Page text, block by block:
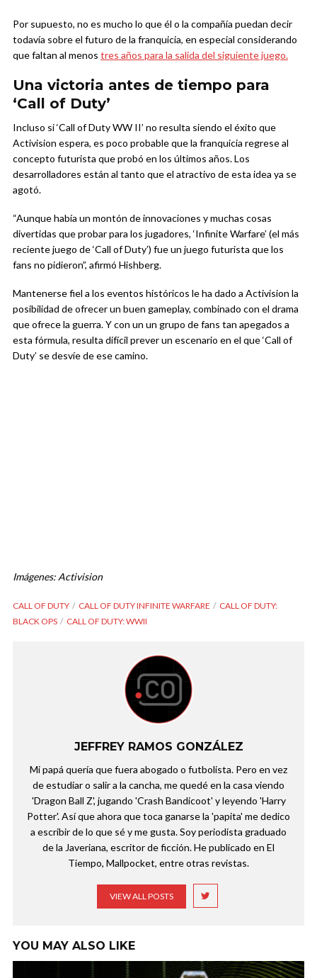
Por supuesto, no es mucho lo que él o la compañía puedan decir
todavía sobre el futuro de la franquicia, en especial considerando
que faltan al menos tres años para la salida del siguiente juego.
Una victoria antes de tiempo para
‘Call of Duty’
Incluso si ‘Call of Duty WW II’ no resulta siendo el éxito que
Activision espera, es poco probable que la franquicia regrese al
concepto futurista que probó en los últimos años. Los
desarrolladores están al tanto que el atractivo de esta idea ya se
agotó.
“Aunque había un montón de innovaciones y muchas cosas
divertidas que probar para los jugadores, ‘Infinite Warfare’ (el más
reciente juego de ‘Call of Duty’) fue un juego futurista que los
fans no pidieron”, afirmó Hishberg.
Mantenerse fiel a los eventos históricos le ha dado a Activision la
posibilidad de ofrecer un buen gameplay, combinado con el drama
que ofrece la guerra. Y con un un grupo de fans tan apegados a
esta fórmula, resulta difícil prever un escenario en el que ‘Call of
Duty’ se desvíe de ese camino.
Imágenes: Activision
CALL OF DUTY CALL OF DUTY INFINITE WARFARE
CALL OF DUTY:
BLACK OPS
CALL OF DUTY: WWII
JEFFREY RAMOS GONZÁLEZ
Mi papá quería que fuera abogado o futbolista. Pero en vez
de estudiar o salir a la cancha, me quedé en la casa viendo
'Dragon Ball Z', jugando 'Crash Bandicoot' y leyendo 'Harry
Potter'. Así que ahora que toca ganarse la 'papita' me dedico
a escribir de lo que sé y me gusta. Soy periodista graduado
de la Javeriana, escritor de ficción. He publicado en El
Tiempo, Mallpocket, entre otras revistas.
VIEW ALL POSTS
YOU MAY ALSO LIKE